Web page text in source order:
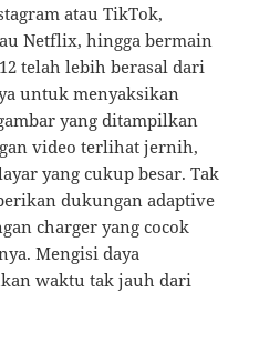
atau TikTok,
Netflix, hingga bermain
telah lebih berasal dari
untuk menyaksikan
yang ditampilkan
video terlihat jernih,
yang cukup besar. Tak
dukungan adaptive
charger yang cocok
Mengisi daya
waktu tak jauh dari